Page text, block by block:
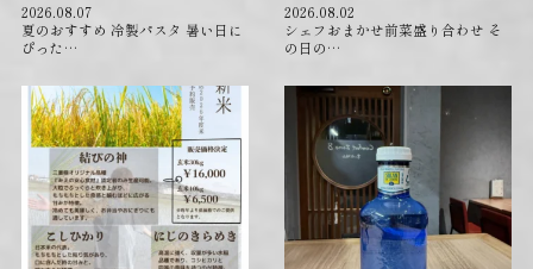
2026.08.07
夏のおすすめ 冷製パスタ 暑い日に
ぴった…
2026.08.02
シェフおまかせ前菜盛り合わせ そ
の日の…